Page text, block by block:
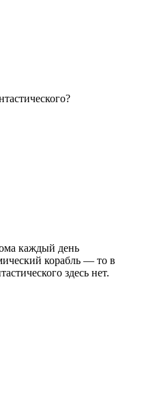
каждый день
корабль — то в
здесь нет.